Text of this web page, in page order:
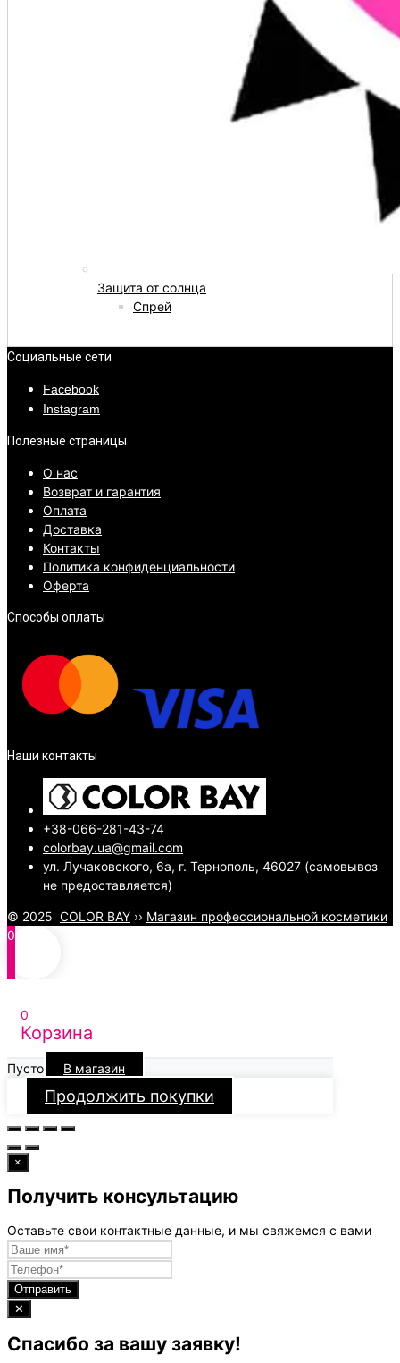
Защита от солнца
Спрей
Социальные сети
Facebook
Instagram
Полезные страницы
О нас
Возврат и гарантия
Оплата
Доставка
Контакты
Политика конфиденциальности
Оферта
Способы оплаты
Наши контакты
+38-066-281-43-74
colorbay.ua@gmail.com
ул. Лучаковского, 6а, г. Тернополь, 46027 (самовывоз
не предоставляется)
© 2025 COLOR BAY ›› Магазин профессиональной косметики
0
0
Корзина
Пусто В магазин
Продолжить покупки
×
Получить консультацию
Оставьте свои контактные данные, и мы свяжемся с вами
Отправить
✕
Спасибо за вашу заявку!